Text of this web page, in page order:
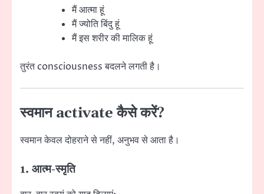
मैं आत्मा हूं
मैं ज्योति बिंदु हूं
मैं इस शरीर की मालिक हूं
तुरंत consciousness बदलने लगती है।
स्वमान activate कैसे करें?
स्वमान केवल दोहराने से नहीं, अनुभव से आता है।
1. आत्म-स्मृति